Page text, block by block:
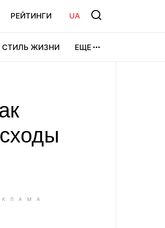
РЕЙТИНГИ UA
СТИЛЬ ЖИЗНИ ЕЩЕ